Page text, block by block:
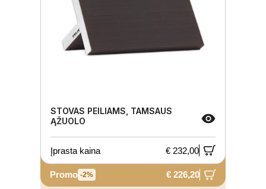
STOVAS PEILIAMS, TAMSAUS
ĄŽUOLO
Įprasta kaina € 232,00
Promo -2% € 226,20